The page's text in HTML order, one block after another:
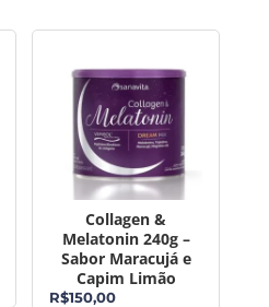
Collagen &
Melatonin 240g –
Sabor Maracujá e
Capim Limão
R$150,00